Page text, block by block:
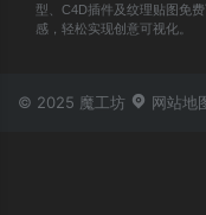
型、C4D插件及纹理贴图免
感，轻松实现创意可视化。
© 2025 魔工坊 网站地